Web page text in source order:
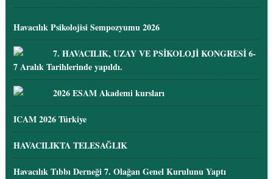
Havacılık Psikolojisi Sempozyumu 2026
7. HAVACILIK, UZAY VE PSİKOLOJİ KONGRESİ 6-
7 Aralık Tarihlerinde yapıldı.
2026 ESAM Akademi kursları
ICAM 2026 Türkiye
HAVACILIKTA TELESAĞLIK
Havacılık Tıbbı Derneği 7. Olağan Genel Kurulunu Yaptı